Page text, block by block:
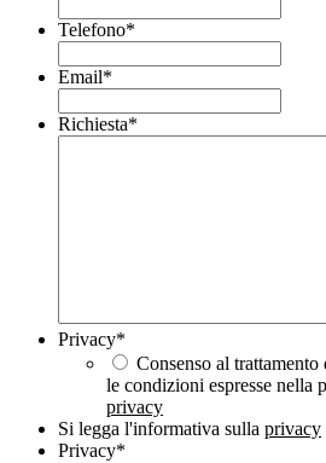
Telefono*
Email*
Richiesta*
Privacy*
Consenso al
le condizioni espresse nella
privacy
Si legga l'informativa sulla privacy
Privacy*